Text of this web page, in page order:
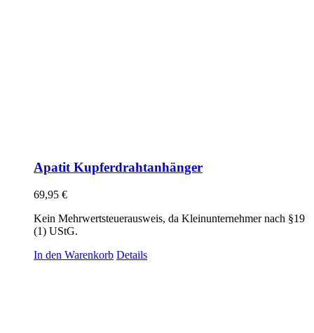
Apatit Kupferdrahtanhänger
69,95 €
Kein Mehrwertsteuerausweis, da Kleinunternehmer nach §19
(1) UStG.
In den Warenkorb Details